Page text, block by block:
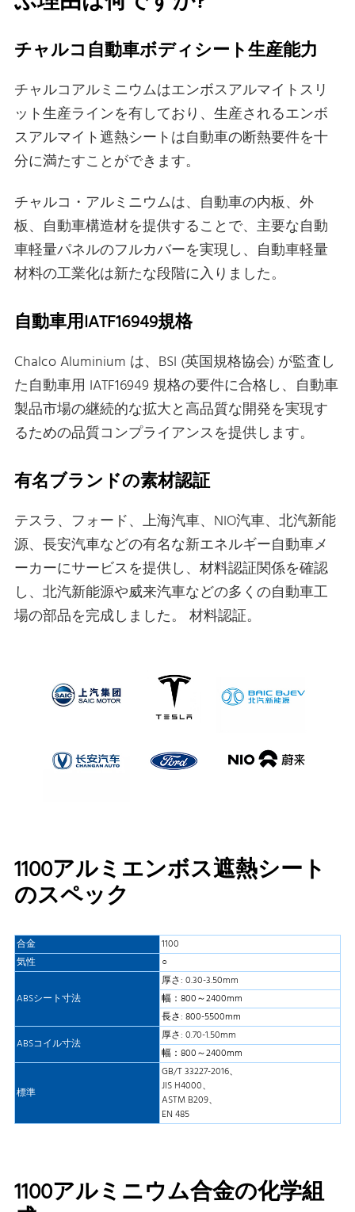
チャルコ自動車ボディシート生産能力
チャルコアルミニウムはエンボスアルマイトスリ
ット生産ラインを有しており、生産されるエンボ
スアルマイト遮熱シートは自動車の断熱要件を十
分に満たすことができます。
チャルコ・アルミニウムは、自動車の内板、外
板、自動車構造材を提供することで、主要な自動
車軽量パネルのフルカバーを実現し、自動車軽量
材料の工業化は新たな段階に入りました。
自動車用IATF16949規格
Chalco Aluminium は、BSI (英国規格協会) が監査し
た自動車用 IATF16949 規格の要件に合格し、自動車
製品市場の継続的な拡大と高品質な開発を実現す
るための品質コンプライアンスを提供します。
有名ブランドの素材認証
テスラ、フォード、上海汽車、NIO汽車、北汽新能
源、長安汽車などの有名な新エネルギー自動車メ
ーカーにサービスを提供し、材料認証関係を確認
し、北汽新能源や威来汽車などの多くの自動車工
場の部品を完成しました。 材料認証。
1100アルミエンボス遮熱シート
のスペック
合金
1100
気性
○
ABSシート寸法
厚さ: 0.30-3.50mm
幅：800～2400mm
長さ: 800-5500mm
ABSコイル寸法
厚さ: 0.70-1.50mm
幅：800～2400mm
標準
GB/T 33227-2016、
JIS H4000、
ASTM B209、
EN 485
1100アルミニウム合金の化学組